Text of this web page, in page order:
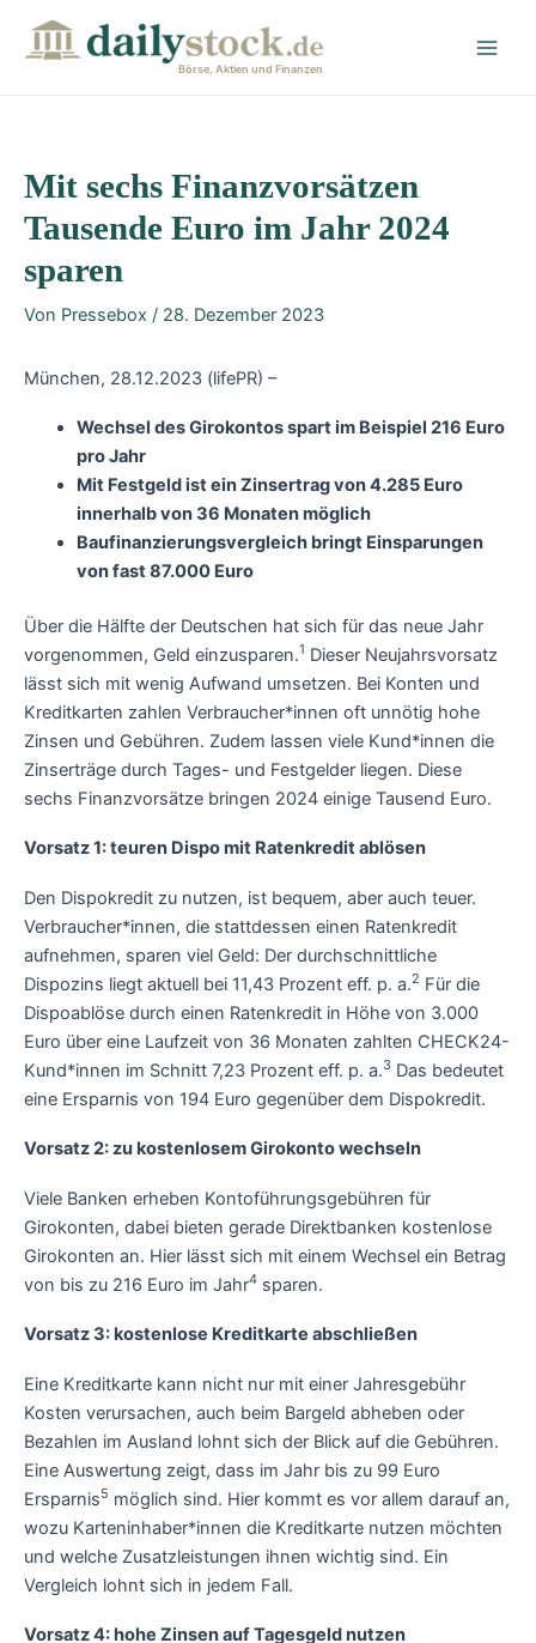
Börse, Aktien und Finanzen
Mit sechs Finanzvorsätzen
Tausende Euro im Jahr 2024
sparen
Von Pressebox / 28. Dezember 2023
München, 28.12.2023 (lifePR) –
Wechsel des Girokontos spart im Beispiel 216 Euro
pro Jahr
Mit Festgeld ist ein Zinsertrag von 4.285 Euro
innerhalb von 36 Monaten möglich
Baufinanzierungsvergleich bringt Einsparungen
von fast 87.000 Euro
Über die Hälfte der Deutschen hat sich für das neue Jahr
vorgenommen, Geld einzusparen.1 Dieser Neujahrsvorsatz
lässt sich mit wenig Aufwand umsetzen. Bei Konten und
Kreditkarten zahlen Verbraucher*innen oft unnötig hohe
Zinsen und Gebühren. Zudem lassen viele Kund*innen die
Zinserträge durch Tages- und Festgelder liegen. Diese
sechs Finanzvorsätze bringen 2024 einige Tausend Euro.
Vorsatz 1: teuren Dispo mit Ratenkredit ablösen
Den Dispokredit zu nutzen, ist bequem, aber auch teuer.
Verbraucher*innen, die stattdessen einen Ratenkredit
aufnehmen, sparen viel Geld: Der durchschnittliche
Dispozins liegt aktuell bei 11,43 Prozent eff. p. a.2 Für die
Dispoablöse durch einen Ratenkredit in Höhe von 3.000
Euro über eine Laufzeit von 36 Monaten zahlten CHECK24-
Kund*innen im Schnitt 7,23 Prozent eff. p. a.3 Das bedeutet
eine Ersparnis von 194 Euro gegenüber dem Dispokredit.
Vorsatz 2: zu kostenlosem Girokonto wechseln
Viele Banken erheben Kontoführungsgebühren für
Girokonten, dabei bieten gerade Direktbanken kostenlose
Girokonten an. Hier lässt sich mit einem Wechsel ein Betrag
von bis zu 216 Euro im Jahr4 sparen.
Vorsatz 3: kostenlose Kreditkarte abschließen
Eine Kreditkarte kann nicht nur mit einer Jahresgebühr
Kosten verursachen, auch beim Bargeld abheben oder
Bezahlen im Ausland lohnt sich der Blick auf die Gebühren.
Eine Auswertung zeigt, dass im Jahr bis zu 99 Euro
Ersparnis5 möglich sind. Hier kommt es vor allem darauf an,
wozu Karteninhaber*innen die Kreditkarte nutzen möchten
und welche Zusatzleistungen ihnen wichtig sind. Ein
Vergleich lohnt sich in jedem Fall.
Vorsatz 4: hohe Zinsen auf Tagesgeld nutzen